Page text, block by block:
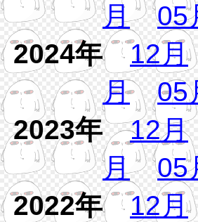
月
05
2024年12月
月
05
2023年12月
月
05
2022年12月